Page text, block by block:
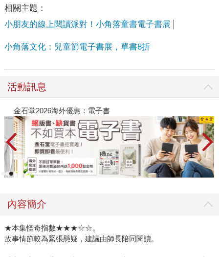
相關主題：
小朋友的線上閱讀派對！小角落童書電子書展
小角落文化：兒童節電子書展，單書8折
活動訊息
金石堂2026海外優惠：電子書
內容簡介
★本集怪奇指數★★★☆☆。
故事情節較為緊張懸疑，建議由師長陪同閱讀。